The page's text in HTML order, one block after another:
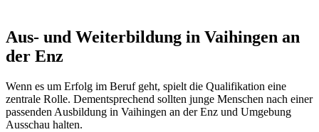
Aus- und Weiterbildung in Vaihingen an
der Enz
Wenn es um Erfolg im Beruf geht, spielt die Qualifikation eine
zentrale Rolle. Dementsprechend sollten junge Menschen nach einer
passenden Ausbildung in Vaihingen an der Enz und Umgebung
Ausschau halten.